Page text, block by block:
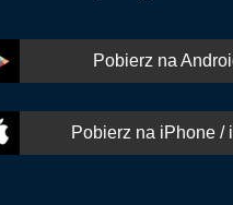
Pobierz na
Pobierz na iPhone /